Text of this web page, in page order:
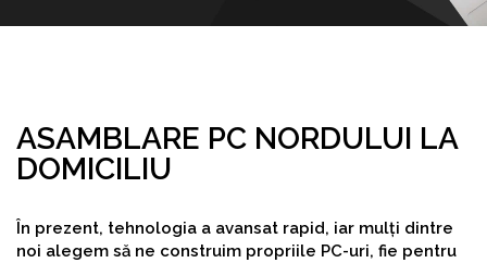
ASAMBLARE PC NORDULUI LA
DOMICILIU
În prezent, tehnologia a avansat rapid, iar mulți dintre
noi alegem să ne construim propriile PC-uri, fie pentru